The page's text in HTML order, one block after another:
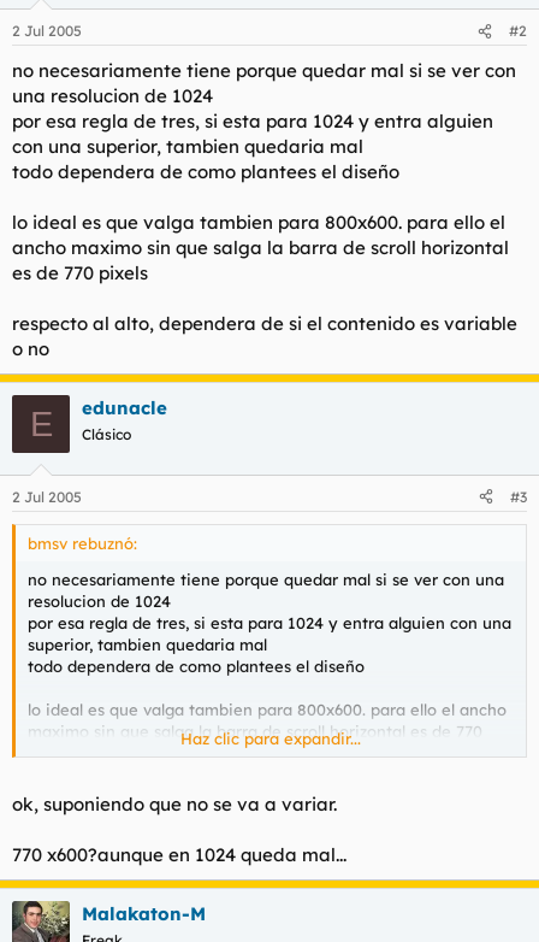
2 Jul 2005 #2
no necesariamente tiene porque quedar mal si se ver con
una resolucion de 1024
por esa regla de tres, si esta para 1024 y entra alguien
con una superior, tambien quedaria mal
todo dependera de como plantees el diseño
lo ideal es que valga tambien para 800x600. para ello el
ancho maximo sin que salga la barra de scroll horizontal
es de 770 pixels
respecto al alto, dependera de si el contenido es variable
o no
E edunacle
Clásico
2 Jul 2005 #3
bmsv rebuznó:
no necesariamente tiene porque quedar mal si se ver con una
resolucion de 1024
por esa regla de tres, si esta para 1024 y entra alguien con una
superior, tambien quedaria mal
todo dependera de como plantees el diseño
lo ideal es que valga tambien para 800x600. para ello el ancho
maximo sin que salga la barra de scroll horizontal es de 770
pixels
respecto al alto, dependera de si el contenido es variable o no
Haz clic para expandir...
ok, suponiendo que no se va a variar.
770 x600?aunque en 1024 queda mal...
Malakaton-M